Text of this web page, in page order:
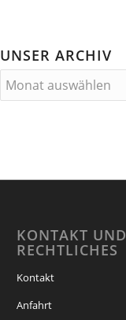
UNSER ARCHIV
KONTAKT UND
RECHTLICHES
Kontakt
Anfahrt